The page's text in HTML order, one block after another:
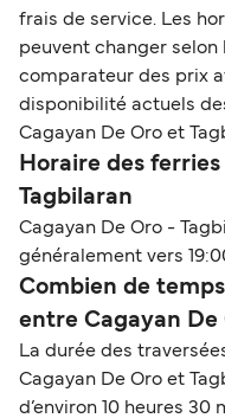
frais de service. Les
peuvent changer selon
comparateur des prix
disponibilité actuels
Cagayan De Oro et
Horaire des
Tagbilaran
Cagayan De Oro -
généralement vers
Combien de
entre Cagayan De
La durée des
Cagayan De Oro et
d’environ 10 heures